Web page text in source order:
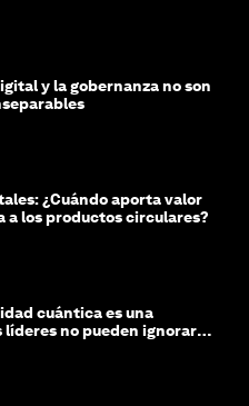
y la gobernanza no son
¿Cuándo aporta valor
a los productos circulares?
cuántica es una
líderes no pueden ignorar